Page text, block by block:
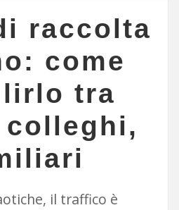
raccolta
come
tra
il traffico è